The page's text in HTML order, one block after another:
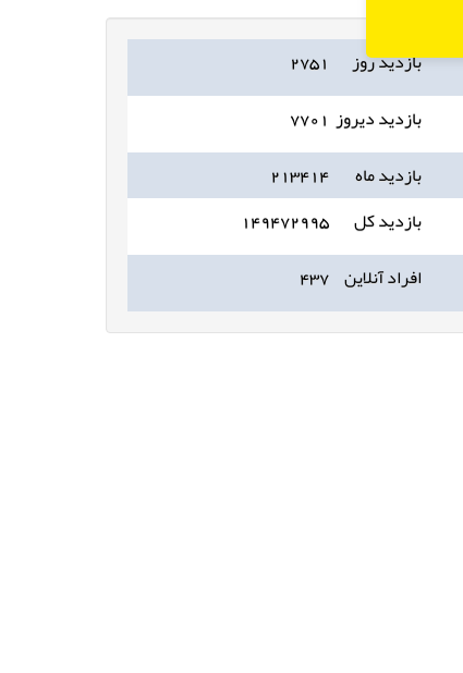
بازدید روز
۲۷۵۱
بازدید دیروز ۷۷۰۱
بازدید ماه
۲۱۳۴۱۴
بازدید کل
۱۴۹۴۷۲۹۹۵
افراد آنلاین ۴۳۷